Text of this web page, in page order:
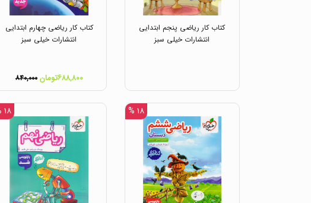
کتاب کار ریاضی پنجم ابتدایی
انتشارات خیلی سبز
کتاب کار ریاضی چهارم ابتدایی
انتشارات خیلی سبز
۶۸۸,۸۰۰تومان ۸۴۰,۰۰۰
۱۸ % ۱۸ %